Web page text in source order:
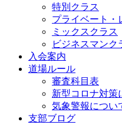
特別クラス
プライベート・
ミックスクラス
ビジネスマンク
入会案内
道場ルール
審査科目表
新型コロナ対策
気象警報につい
支部ブログ